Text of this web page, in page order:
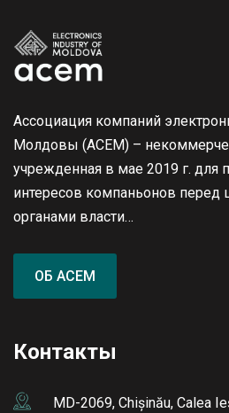
Ассоциация компаний
Молдовы (ACEM) –
учрежденная в мае 2019 г. для
интересов компаньонов перед
органами власти…
ОБ ACEM
Контакты
MD-2069, Chișinău, Calea